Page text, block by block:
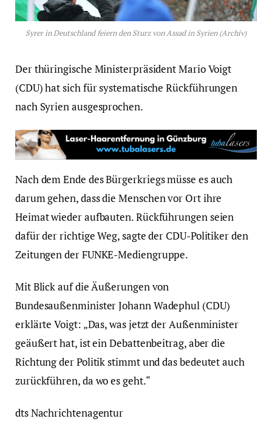
Syrer in Deutschland feiern den Sturz von Assad in Syrien (Archiv)
Der thüringische Ministerpräsident Mario Voigt
(CDU) hat sich für systematische Rückführungen
nach Syrien ausgesprochen.
Nach dem Ende des Bürgerkriegs müsse es auch
darum gehen, dass die Menschen vor Ort ihre
Heimat wieder aufbauten. Rückführungen seien
dafür der richtige Weg, sagte der CDU-Politiker den
Zeitungen der FUNKE-Mediengruppe.
Mit Blick auf die Äußerungen von
Bundesaußenminister Johann Wadephul (CDU)
erklärte Voigt: „Das, was jetzt der Außenminister
geäußert hat, ist ein Debattenbeitrag, aber die
Richtung der Politik stimmt und das bedeutet auch
zurückführen, da wo es geht.“
dts Nachrichtenagentur